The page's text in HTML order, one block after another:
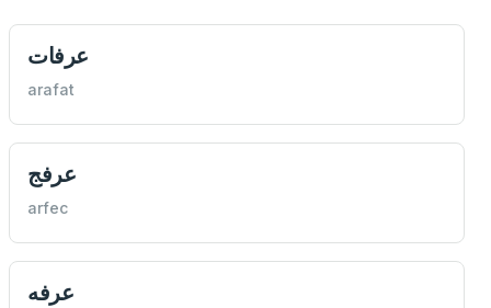
عرفات
arafat
عرفج
arfec
عرفه